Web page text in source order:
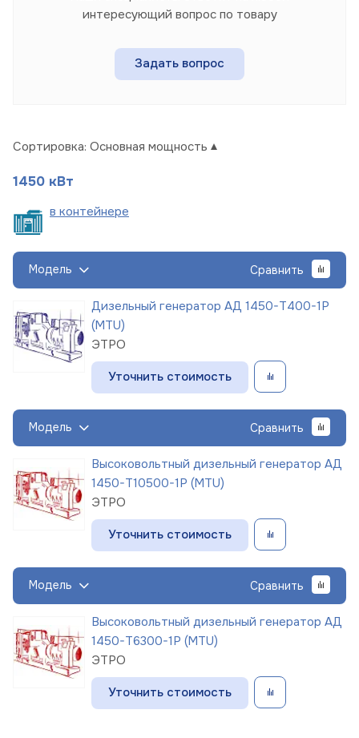
интересующий вопрос по товару
Задать вопрос
Сортировка: Основная мощность
1450 кВт
в контейнере
Модель Сравнить
Дизельный генератор АД 1450-Т400-1Р
(MTU)
ЭТРО
Уточнить стоимость
Модель Сравнить
Высоковольтный дизельный генератор АД
1450-Т10500-1Р (MTU)
ЭТРО
Уточнить стоимость
Модель Сравнить
Высоковольтный дизельный генератор АД
1450-Т6300-1Р (MTU)
ЭТРО
Уточнить стоимость